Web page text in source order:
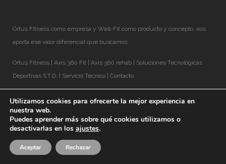
Ortus Fitness como empresa y Well-Fit como producto y concepto, nos
aporta ese valor diferencial que buscamos.
Ortus Fitness Axis 360 Fit Axis 360 rehab
Soluciones Tecnológicas
Deportivas S.T.D.
Servicio Técnico Contacto
© 2018 Well-Fit® |Aviso Legal
Utilizamos cookies para ofrecerte la mejor experiencia en
nuestra web.
Puedes aprender más sobre qué cookies utilizamos o
desactivarlas en los ajustes.
Aceptar Rechazar